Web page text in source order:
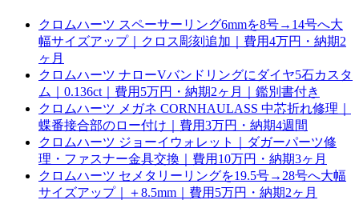
クロムハーツ スペーサーリング6mmを8号→14号へ大
幅サイズアップ｜クロス彫刻追加｜費用4万円・納期2
ヶ月
クロムハーツ ナローVバンドリングにダイヤ5石カスタ
ム｜0.136ct｜費用5万円・納期2ヶ月｜鑑別書付き
クロムハーツ メガネ CORNHAULASS 中芯折れ修理｜
蝶番接合部のロー付け｜費用3万円・納期4週間
クロムハーツ ジョーイウォレット｜ダガーパーツ修
理・ファスナー金具交換｜費用10万円・納期3ヶ月
クロムハーツ セメタリーリングを19.5号→28号へ大幅
サイズアップ｜＋8.5mm｜費用5万円・納期2ヶ月